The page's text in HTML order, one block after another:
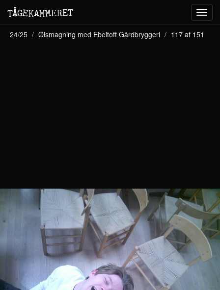
TÅGEKAMMERET
24/25 Ølsmagning med Ebeltoft Gårdbryggeri 117 af 151